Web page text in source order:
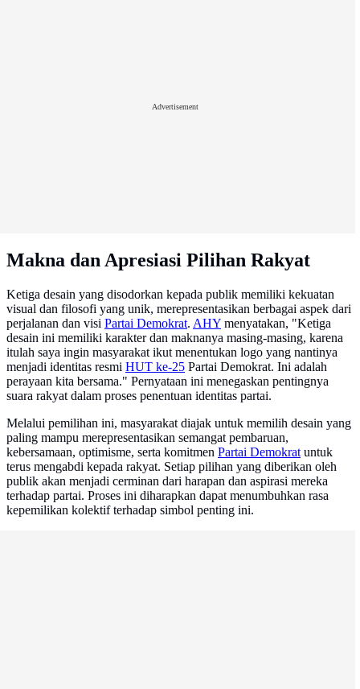
Advertisement
Makna dan Apresiasi Pilihan Rakyat
Ketiga desain yang disodorkan kepada publik memiliki kekuatan
visual dan filosofi yang unik, merepresentasikan berbagai aspek dari
perjalanan dan visi Partai Demokrat. AHY menyatakan, "Ketiga
desain ini memiliki karakter dan maknanya masing-masing, karena
itulah saya ingin masyarakat ikut menentukan logo yang nantinya
menjadi identitas resmi HUT ke-25 Partai Demokrat. Ini adalah
perayaan kita bersama." Pernyataan ini menegaskan pentingnya
suara rakyat dalam proses penentuan identitas partai.
Melalui pemilihan ini, masyarakat diajak untuk memilih desain yang
paling mampu merepresentasikan semangat pembaruan,
kebersamaan, optimisme, serta komitmen Partai Demokrat untuk
terus mengabdi kepada rakyat. Setiap pilihan yang diberikan oleh
publik akan menjadi cerminan dari harapan dan aspirasi mereka
terhadap partai. Proses ini diharapkan dapat menumbuhkan rasa
kepemilikan kolektif terhadap simbol penting ini.